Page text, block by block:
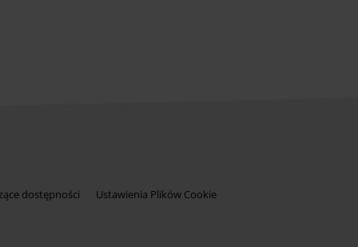
dostępności Ustawienia Plików Cookie